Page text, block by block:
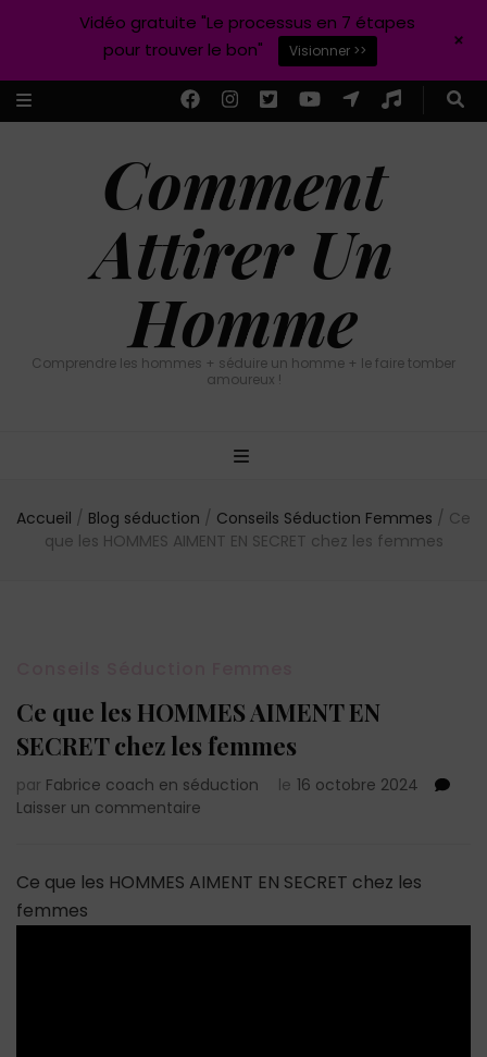
Comment
Attirer Un
Homme
Comprendre les hommes + séduire un homme + le faire tomber
amoureux !
Accueil / Blog séduction / Conseils Séduction Femmes / Ce
que les HOMMES AIMENT EN SECRET chez les femmes
Ce que les HOMMES AIMENT EN
SECRET chez les femmes
par Fabrice coach en séduction le 16 octobre 2024
Laisser un commentaire
les
AIMENT
Ce que les HOMMES AIMENT EN SECRET chez les
femmes
Vidéo gratuite "Le processus en 7 étapes
pour trouver le bon"
Visionner >> +